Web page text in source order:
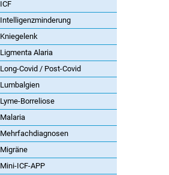
ICF
Intelligenzminderung
Kniegelenk
Ligmenta Alaria
Long-Covid / Post-Covid
Lumbalgien
Lyme-Borreliose
Malaria
Mehrfachdiagnosen
Migräne
Mini-ICF-APP